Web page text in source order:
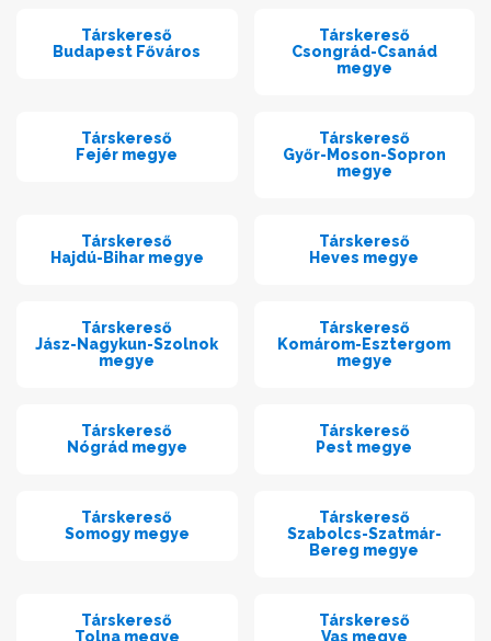
Társkereső
Budapest Főváros
Társkereső
Csongrád-Csanád
megye
Társkereső
Fejér megye
Társkereső
Győr-Moson-Sopron
megye
Társkereső
Hajdú-Bihar megye
Társkereső
Heves megye
Társkereső
Jász-Nagykun-Szolnok
megye
Társkereső
Komárom-Esztergom
megye
Társkereső
Nógrád megye
Társkereső
Pest megye
Társkereső
Somogy megye
Társkereső
Szabolcs-Szatmár-
Bereg megye
Társkereső
Tolna megye
Társkereső
Vas megye